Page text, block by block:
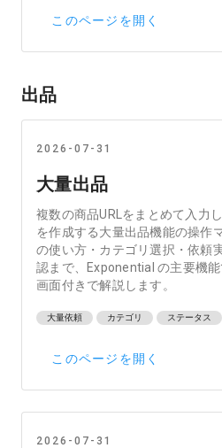
このページを開く
出品
2026-07-31
大量出品
複数の商品URLをまとめて入力
を作成する大量出品機能の操作
の使い方・カテゴリ選択・依頼
認まで、Exponential の主要機
画面付きで解説します。
大量依頼 カテゴリ ステータス
このページを開く
2026-07-31